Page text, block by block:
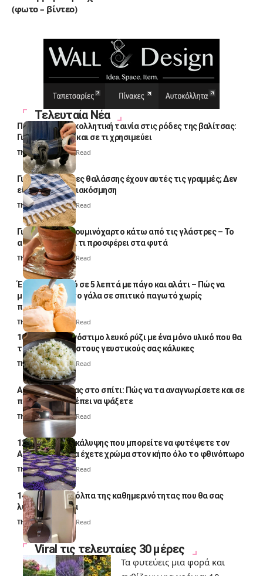
(φωτο – βίντεο)
Τελευταία Νέα
Πολλοί βάζουν κολλητική ταινία στις ρόδες της βαλίτσας:
Γιατί το κάνουν και σε τι χρησιμεύει
Thali Ombre 4 Min Read
Γιατί οι πετσέτες θαλάσσης έχουν αυτές τις γραμμές; Δεν
είναι μόνο για διακόσμηση
Thali Ombre5 Min Read
Γιατί βάζουν αλουμινόχαρτο κάτω από τις γλάστρες – Το
απλό κόλπο και τι προσφέρει στα φυτά
Thali Ombre4 Min Read
Έτοιμο παγωτό σε 5 λεπτά με πάγο και αλάτι – Πώς να
μετατρέψετε το γάλα σε σπιτικό παγωτό χωρίς
παγωτομηχανή
Thali Ombre 4 Min Read
10 φορές ποιο νόστιμο λευκό ρύζι με ένα μόνο υλικό που θα
το απογειώσει στους γευστικούς σας κάλυκες
Thali Ombre4 Min Read
Αυγά κατσαρίδας στο σπίτι: Πώς να τα αναγνωρίσετε και σε
ποια σημεία πρέπει να ψάξετε
Thali Ombre4 Min Read
12 φυτά εδαφοκάλυψης που μπορείτε να φυτέψετε τον
Αύγουστο για να έχετε χρώμα στον κήπο όλο το φθινόπωρο
Thali Ombre7 Min Read
14 πανέξυπνα κόλπα της καθημερινότητας που θα σας
λύσουν τα χέρια
Thali Ombre 6 Min Read
Viral τις τελευταίες 30 μέρες
Τα φυτεύεις μια φορά και